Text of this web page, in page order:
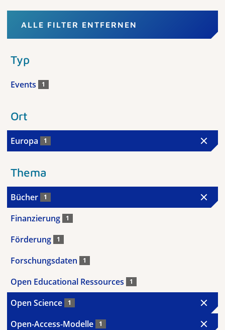
ALLE FILTER ENTFERNEN
Typ
Events 1
Ort
Europa 1
Thema
Bücher 1
Finanzierung 1
Förderung 1
Forschungsdaten 1
Open Educational Ressources 1
Open Science 1
Open-Access-Modelle 1